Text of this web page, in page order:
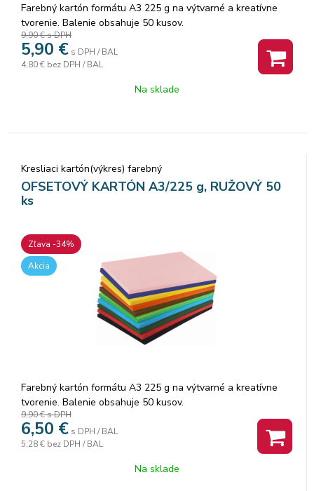
Farebný kartón formátu A3 225 g na výtvarné a kreatívne
tvorenie. Balenie obsahuje 50 kusov.
9,90 €s DPH
5,90 € s DPH / BAL
4,80 € bez DPH / BAL
Na sklade
Kresliaci kartón(výkres) farebný
OFSETOVÝ KARTÓN A3/225 g, RUŽOVÝ 50
ks
Zľava -34%
Akcia
Farebný kartón formátu A3 225 g na výtvarné a kreatívne
tvorenie. Balenie obsahuje 50 kusov.
9,90 €s DPH
6,50 € s DPH / BAL
5,28 € bez DPH / BAL
Na sklade